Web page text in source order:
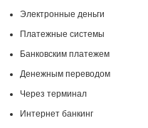
Электронные деньги
Платежные системы
Банковским платежем
Денежным переводом
Через терминал
Интернет банкинг